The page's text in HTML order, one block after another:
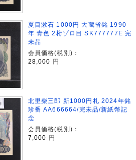
夏目漱石 1000円 大蔵省銘 1990
年 青色 2桁ゾロ目 SK777777E 完
未品
会員価格(税別)：
28,000 円
北里柴三郎 新1000円札 2024年銘
珍番 AA666664/完未品/新紙幣記
念
会員価格(税別)：
7,000 円